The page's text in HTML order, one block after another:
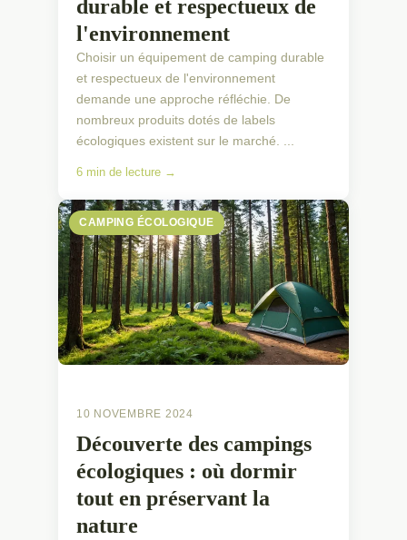
durable et respectueux de
l'environnement
Choisir un équipement de camping durable
et respectueux de l'environnement
demande une approche réfléchie. De
nombreux produits dotés de labels
écologiques existent sur le marché. ...
6 min de lecture →
CAMPING ÉCOLOGIQUE
10 NOVEMBRE 2024
Découverte des campings
écologiques : où dormir
tout en préservant la
nature